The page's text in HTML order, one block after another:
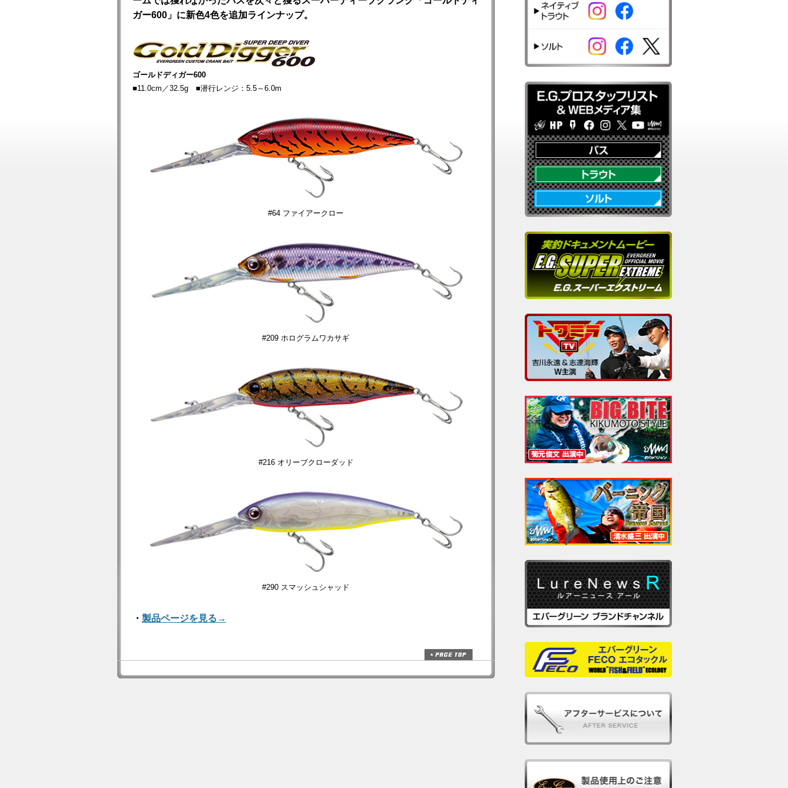
ガー600」に新色4色を追加ラインナップ。
ゴールドディガー600
■11.0cm／32.5g ■潜行レンジ：5.5～6.0m
#64 ファイアークロー
#209 ホログラムワカサギ
#216 オリーブクローダッド
#290 スマッシュシャッド
・ 製品ページを見る→